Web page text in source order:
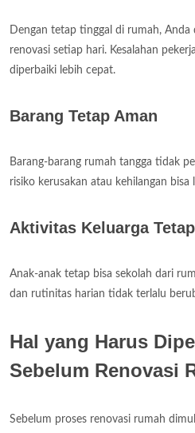
Dengan tetap tinggal di rumah,
renovasi setiap hari. Kesalahan
diperbaiki lebih cepat.
Barang Tetap Aman
Barang-barang rumah tangga tidak
risiko kerusakan atau kehilangan bisa
Aktivitas Keluarga
Anak-anak tetap bisa sekolah dari
dan rutinitas harian tidak terlalu
Hal yang Harus
Sebelum Renovasi
Sebelum proses renovasi rumah